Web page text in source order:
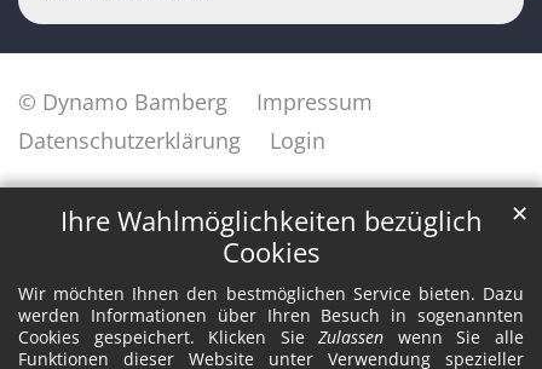
Ihre Wahlmöglichkeiten bezüglich
Cookies
Wir möchten Ihnen den bestmöglichen Service bieten. Dazu
werden Informationen über Ihren Besuch in sogenannten
Cookies gespeichert. Klicken SieZulassen wenn Sie alle
Funktionen dieser Website unter Verwendung spezieller
✕
© Dynamo Bamberg
Impressum
Datenschutzerklärung
Login